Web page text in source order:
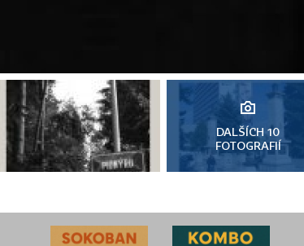
DALŠÍCH 10
FOTOGRAFIÍ